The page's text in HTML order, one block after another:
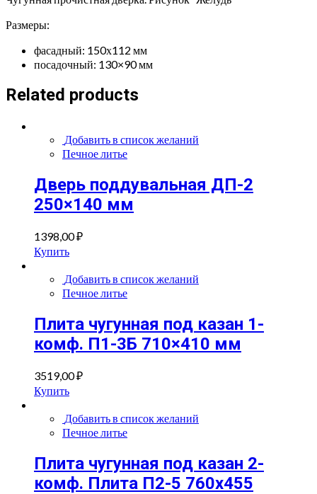
Размеры:
фасадный: 150х112 мм
посадочный: 130×90 мм
Related products
Добавить в список желаний
Печное литье
Дверь поддувальная ДП-2
250×140 мм
1398,00₽
Купить
Добавить в список желаний
Печное литье
Плита чугунная под казан 1-
комф. П1-3Б 710×410 мм
3519,00₽
Купить
Добавить в список желаний
Печное литье
Плита чугунная под казан 2-
комф. Плита П2-5 760х455